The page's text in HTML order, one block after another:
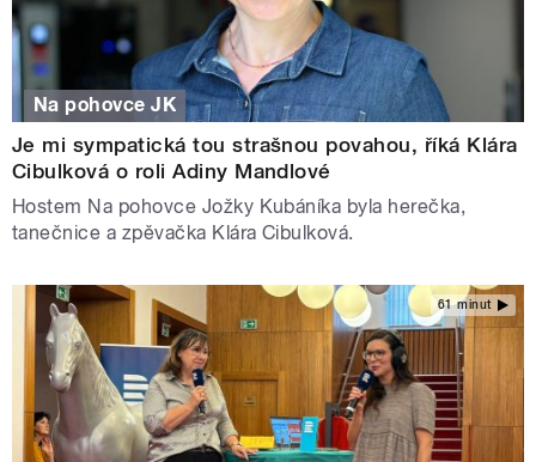
Na pohovce JK
Je mi sympatická tou strašnou povahou, říká Klára
Cibulková o roli Adiny Mandlové
Hostem Na pohovce Jožky Kubáníka byla herečka,
tanečnice a zpěvačka Klára Cibulková.
61 minut